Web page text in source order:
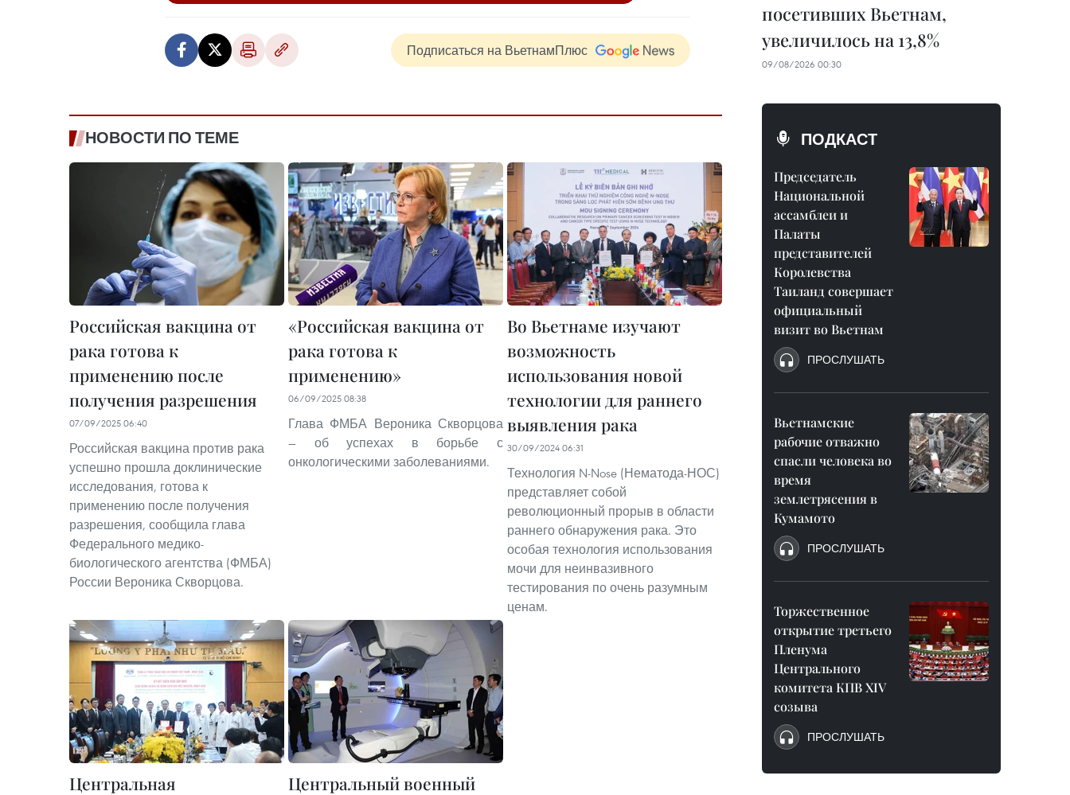
Подписаться на ВьетнамПлюс
НОВОСТИ ПО ТЕМЕ
Российская вакцина от
рака готова к
применению после
получения разрешения
07/09/2025 06:40
Российская вакцина против рака
успешно прошла доклинические
исследования, готова к
применению после получения
разрешения, сообщила глава
Федерального медико-
биологического агентства (ФМБА)
России Вероника Скворцова.
«Российская вакцина от
рака готова к
применению»
06/09/2025 08:38
Глава ФМБА Вероника Скворцова
— об успехах в борьбе с
онкологическими заболеваниями.
Во Вьетнаме изучают
возможность
использования новой
технологии для раннего
выявления рака
30/09/2024 06:31
Технология N-Nose (Нематода-НОС)
представляет собой
революционный прорыв в области
раннего обнаружения рака. Это
особая технология использования
мочи для неинвазивного
тестирования по очень разумным
ценам.
Центральная
Центральный военный
посетивших Вьетнам,
увеличилось на 13,8%
09/08/2026 00:30
ПОДКАСТ
Председатель
Национальной
ассамблеи и
Палаты
представителей
Королевства
Таиланд совершает
официальный
визит во Вьетнам
ПРОСЛУШАТЬ
Вьетнамские
рабочие отважно
спасли человека во
время
землетрясения в
Кумамото
ПРОСЛУШАТЬ
Торжественное
открытие третьего
Пленума
Центрального
комитета КПВ XIV
созыва
ПРОСЛУШАТЬ